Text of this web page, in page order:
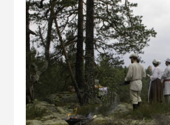
Kuvavõistlused
UUS KUVAVÕISTLUS
Hiite kuvavõistlus 2026
VANEMAD KUVAVÕISTLUSED
Hiite kuvavõistlus 2025
Hiite kuvavõistlus 2025 lisa